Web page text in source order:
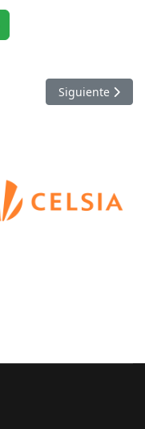
Artículo
Siguiente